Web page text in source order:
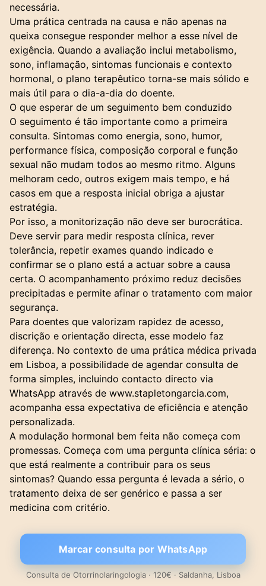
necessária.
Uma prática centrada na causa e não apenas na
queixa consegue responder melhor a esse nível de
exigência. Quando a avaliação inclui metabolismo,
sono, inflamação, sintomas funcionais e contexto
hormonal, o plano terapêutico torna-se mais sólido e
mais útil para o dia-a-dia do doente.
O que esperar de um seguimento bem conduzido
O seguimento é tão importante como a primeira
consulta. Sintomas como energia, sono, humor,
performance física, composição corporal e função
sexual não mudam todos ao mesmo ritmo. Alguns
melhoram cedo, outros exigem mais tempo, e há
casos em que a resposta inicial obriga a ajustar
estratégia.
Por isso, a monitorização não deve ser burocrática.
Deve servir para medir resposta clínica, rever
tolerância, repetir exames quando indicado e
confirmar se o plano está a actuar sobre a causa
certa. O acompanhamento próximo reduz decisões
precipitadas e permite afinar o tratamento com maior
segurança.
Para doentes que valorizam rapidez de acesso,
discrição e orientação directa, esse modelo faz
diferença. No contexto de uma prática médica privada
em Lisboa, a possibilidade de agendar consulta de
forma simples, incluindo contacto directo via
WhatsApp através de www.stapletongarcia.com,
acompanha essa expectativa de eficiência e atenção
personalizada.
A modulação hormonal bem feita não começa com
promessas. Começa com uma pergunta clínica séria: o
que está realmente a contribuir para os seus
sintomas? Quando essa pergunta é levada a sério, o
tratamento deixa de ser genérico e passa a ser
medicina com critério.
Marcar consulta por WhatsApp
Consulta de Otorrinolaringologia · 120€ · Saldanha, Lisboa